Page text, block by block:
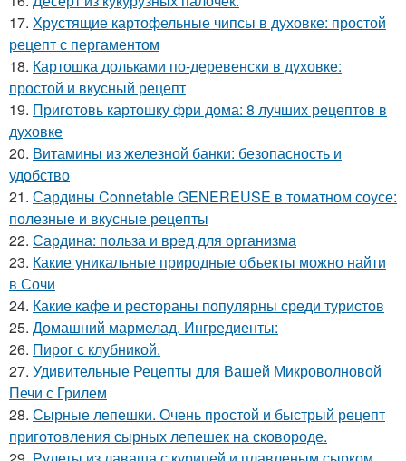
17. Хрустящие картофельные чипсы в духовке: простой
рецепт с пергаментом
18. Картошка дольками по-деревенски в духовке:
простой и вкусный рецепт
19. Приготовь картошку фри дома: 8 лучших рецептов в
духовке
20. Витамины из железной банки: безопасность и
удобство
21. Сардины Connetable GENEREUSE в томатном соусе:
полезные и вкусные рецепты
22. Сардина: польза и вред для организма
23. Какие уникальные природные объекты можно найти
в Сочи
24. Какие кафе и рестораны популярны среди туристов
25. Домашний мармелад. Ингредиенты:
26. Пирог с клубникой.
27. Удивительные Рецепты для Вашей Микроволновой
Печи с Грилем
28. Сырные лепешки. Очень простой и быстрый рецепт
приготовления сырных лепешек на сковороде.